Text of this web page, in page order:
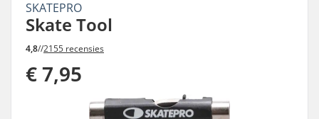
SKATEPRO
Skate Tool
4,8//2155 recensies
€ 7,95